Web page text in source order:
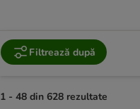
Filtrează după
1 - 48 din 628 rezultate